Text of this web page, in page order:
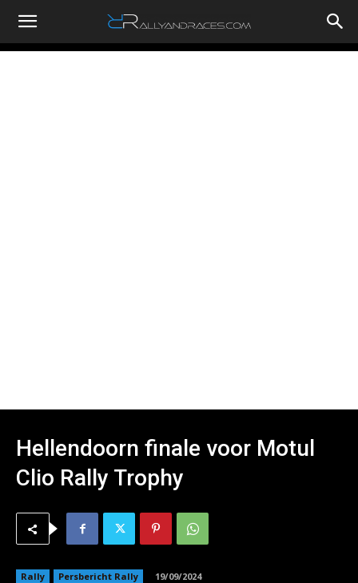
RallyandRaces.com
Hellendoorn finale voor Motul
Clio Rally Trophy
Rally Persbericht Rally 19/09/2024